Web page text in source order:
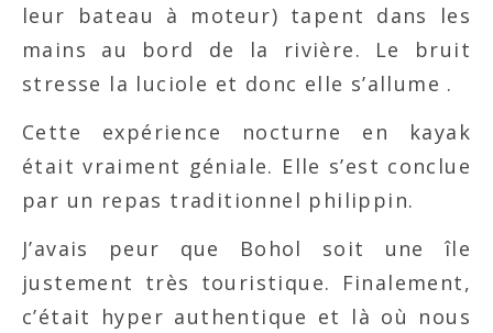
leur bateau à moteur) tapent dans les
mains au bord de la rivière. Le bruit
stresse la luciole et donc elle s’allume .
Cette expérience nocturne en kayak
était vraiment géniale. Elle s’est conclue
par un repas traditionnel philippin.
J’avais peur que Bohol soit une île
justement très touristique. Finalement,
c’était hyper authentique et là où nous